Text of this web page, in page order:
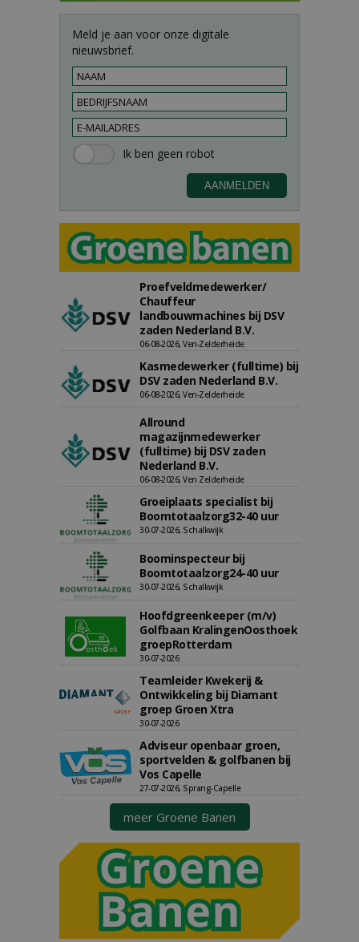
Meld je aan voor onze digitale
nieuwsbrief.
Proefveldmedewerker/
Chauffeur
landbouwmachines bij DSV
zaden Nederland B.V.
06-08-2026, Ven-Zelderheide
Kasmedewerker (fulltime) bij
DSV zaden Nederland B.V.
06-08-2026, Ven-Zelderheide
Allround
magazijnmedewerker
(fulltime) bij DSV zaden
Nederland B.V.
06-08-2026, Ven Zelderheide
Groeiplaats specialist bij
Boomtotaalzorg32-40 uur
30-07-2026, Schalkwijk
Boominspecteur bij
Boomtotaalzorg24-40 uur
30-07-2026, Schalkwijk
Hoofdgreenkeeper (m/v)
Golfbaan KralingenOosthoek
groepRotterdam
30-07-2026
Teamleider Kwekerij &
Ontwikkeling bij Diamant
groep Groen Xtra
30-07-2026
Adviseur openbaar groen,
sportvelden & golfbanen bij
Vos Capelle
27-07-2026, Sprang-Capelle
meer Groene Banen